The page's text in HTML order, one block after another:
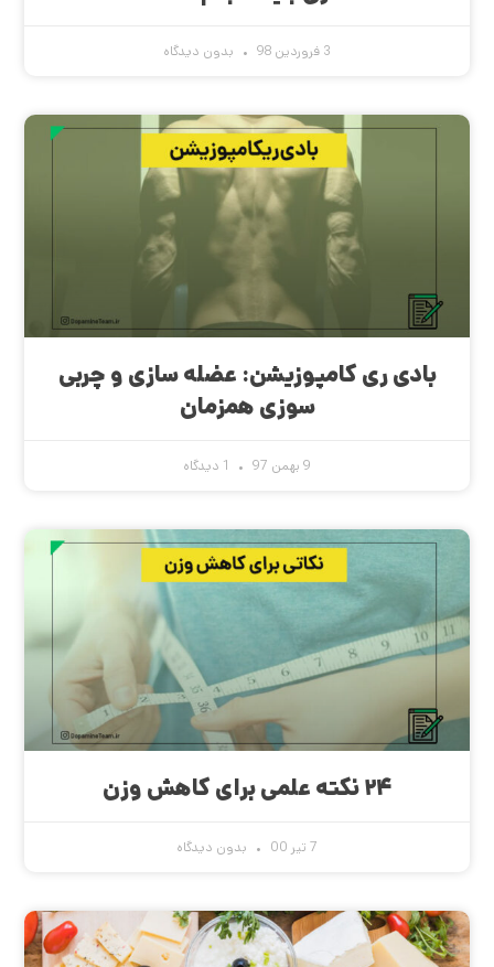
3 فروردین 98 بدون دیدگاه
بادی ری کامپوزیشن: عضله سازی و چربی
سوزی همزمان
9 بهمن 97
۲۴ نکته علمی برای کاهش وزن
7 تیر 00 بدون دیدگاه